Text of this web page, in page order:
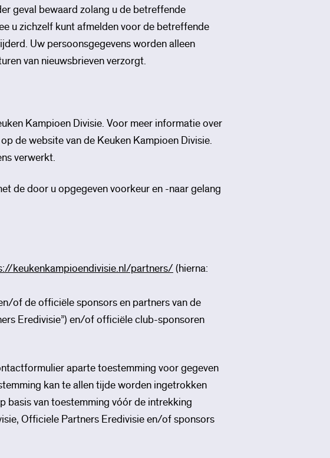
geval bewaard zolang u de betreffende
u zichzelf kunt afmelden voor de betreffende
Uw persoonsgegevens worden alleen
van nieuwsbrieven verzorgt.
Kampioen Divisie. Voor meer informatie over
de website van de Keuken Kampioen Divisie.
verwerkt.
de door u opgegeven voorkeur en -naar gelang
keukenkampioendivisie.nl/partners/ (hierna:
of de officiële sponsors en partners van de
Eredivisie”) en/of officiële club-sponsoren
aparte toestemming voor gegeven
kan te allen tijde worden ingetrokken
basis van toestemming vóór de intrekking
Officiele Partners Eredivisie en/of sponsors